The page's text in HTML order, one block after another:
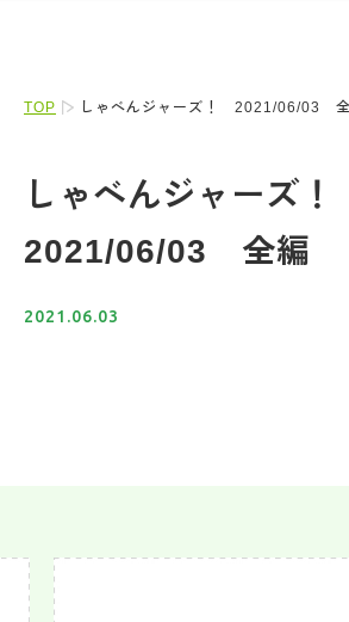
TOP しゃべんジャーズ！ 2021/06/03
しゃべんジャーズ
2021/06/03 全編
2021.06.03